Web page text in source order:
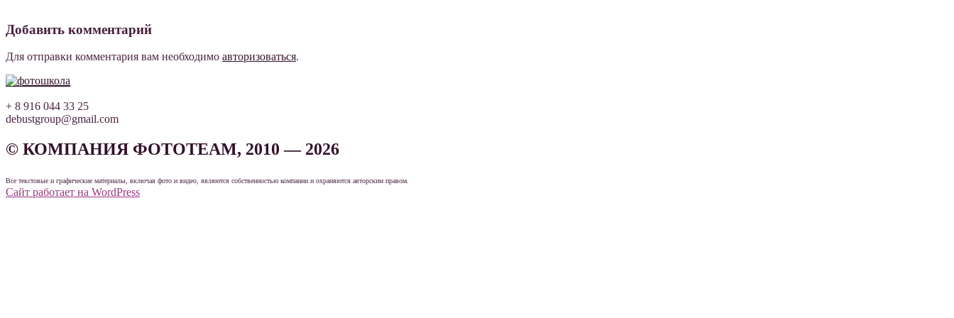
Добавить комментарий
Для отправки комментария вам необходимо авторизоваться.
+ 8 916 044 33 25
debustgroup@gmail.com
© КОМПАНИЯ ФОТОТЕАМ, 2010 — 2026
Все текстовые и графические материалы, включая фото и видео, являются собственностью компании и охраняются авторским правом.
Сайт работает на WordPress